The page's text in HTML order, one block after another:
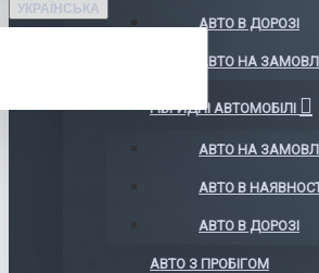
УКРАЇНСЬКА
АВТО В ДОРОЗІ
АВТО НА
ГІБРИДНІ АВТОМОБІЛІ
АВТО НА
АВТО В
АВТО В ДОРОЗІ
АВТО З ПРОБІГОМ